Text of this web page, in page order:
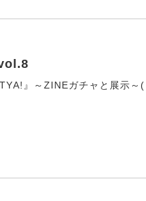
』～ZINEガチャと展示